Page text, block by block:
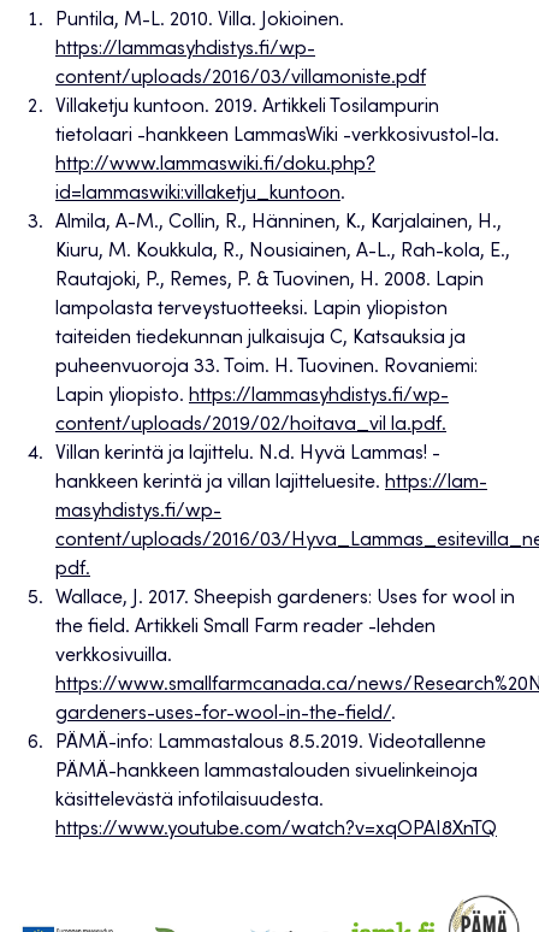
Puntila, M-L. 2010. Villa. Jokioinen.
https://lammasyhdistys.fi/wp-
content/uploads/2016/03/villamoniste.pdf
Villaketju kuntoon. 2019. Artikkeli Tosilampurin
tietolaari -hankkeen LammasWiki -verkkosivustol-la.
http://www.lammaswiki.fi/doku.php?
id=lammaswiki:villaketju_kuntoon.
Almila, A-M., Collin, R., Hänninen, K., Karjalainen, H.,
Kiuru, M. Koukkula, R., Nousiainen, A-L., Rah-kola, E.,
Rautajoki, P., Remes, P. & Tuovinen, H. 2008. Lapin
lampolasta terveystuotteeksi. Lapin yliopiston
taiteiden tiedekunnan julkaisuja C, Katsauksia ja
puheenvuoroja 33. Toim. H. Tuovinen. Rovaniemi:
Lapin yliopisto. https://lammasyhdistys.fi/wp-
content/uploads/2019/02/hoitava_vil la.pdf.
Villan kerintä ja lajittelu. N.d. Hyvä Lammas! -
hankkeen kerintä ja villan lajitteluesite. https://lam-
masyhdistys.fi/wp-
content/uploads/2016/03/
pdf.
Wallace, J. 2017. Sheepish gardeners: Uses for wool in
the field. Artikkeli Small Farm reader -lehden
verkkosivuilla.
https://www.smallfarmcanada.ca/news/
gardeners-uses-for-wool-in-the-field/.
PÄMÄ-info: Lammastalous 8.5.2019. Videotallenne
PÄMÄ-hankkeen lammastalouden sivuelinkeinoja
käsittelevästä infotilaisuudesta.
https://www.youtube.com/watch?v=xqOPAI8XnTQ